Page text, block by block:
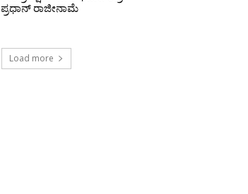
ಪ್ರಧಾನ್ ರಾಜೀನಾಮೆ
Load more